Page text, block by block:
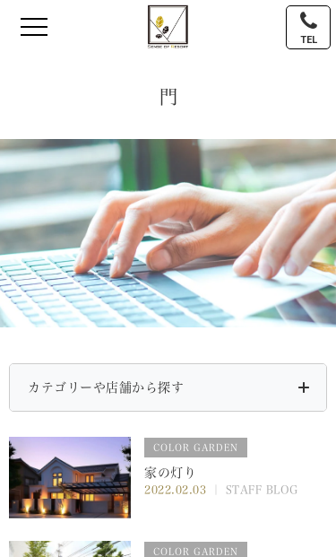
TEL
門
カテゴリーや店舗から探す
COLOR GARDEN
家の灯り
2022.02.03 ｜ STAFF BLOG
COLOR GARDEN